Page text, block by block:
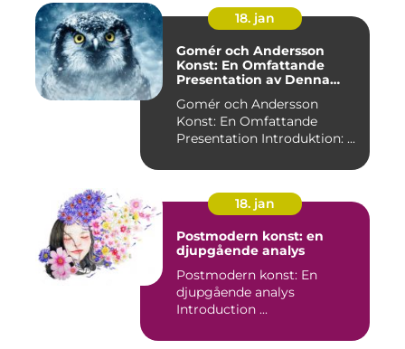
18. jan
Gomér och Andersson
Konst: En Omfattande
Presentation av Denna
Gomér och Andersson
Konst: En Omfattande
Presentation Introduktion: ...
18. jan
Postmodern konst: en
djupgående analys
Postmodern konst: En
djupgående analys
Introduction ...